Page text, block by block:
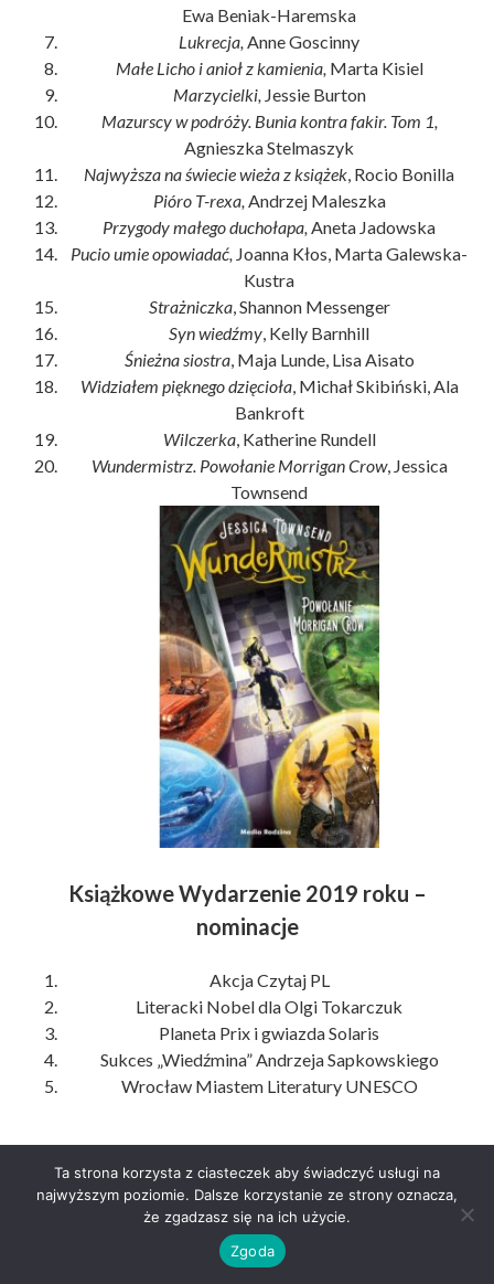
Ewa Beniak-Haremska
Lukrecja, Anne Goscinny
Małe Licho i anioł z kamienia, Marta Kisiel
Marzycielki, Jessie Burton
Mazurscy w podróży. Bunia kontra fakir. Tom 1,
Agnieszka Stelmaszyk
Najwyższa na świecie wieża z książek , Rocio Bonilla
Pióro T-rexa, Andrzej Maleszka
Przygody małego duchołapa, Aneta Jadowska
Pucio umie opowiadać, Joanna Kłos, Marta Galewska-
Kustra
Strażniczka, Shannon Messenger
Syn wiedźmy , Kelly Barnhill
Śnieżna siostra, Maja Lunde, Lisa Aisato
Widziałem pięknego dzięcioła, Michał Skibiński, Ala
Bankroft
Wilczerka, Katherine Rundell
Wundermistrz. Powołanie Morrigan Crow, Jessica
Townsend
Książkowe Wydarzenie 2019 roku –
nominacje
Akcja Czytaj PL
Literacki Nobel dla Olgi Tokarczuk
Planeta Prix i gwiazda Solaris
Sukces „Wiedźmina” Andrzeja Sapkowskiego
Wrocław Miastem Literatury UNESCO
Plebiscyt Książka Roku 2019
Lubimyczytać.pl– wyniki w marcu!
W plebiscycie można głosować do końca lutego, jednak
Ta strona korzysta z ciasteczek aby świadczyć usługi na
najwyższym poziomie. Dalsze korzystanie ze strony oznacza,
że zgadzasz się na ich użycie.
Zgoda